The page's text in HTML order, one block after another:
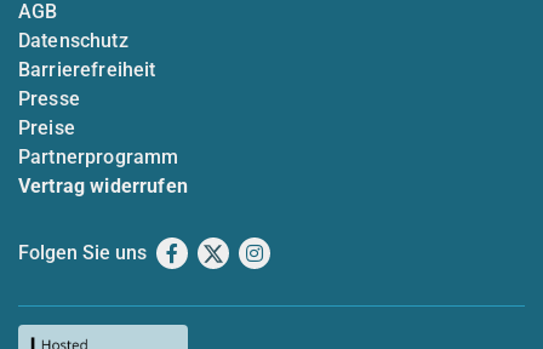
AGB
Datenschutz
Barrierefreiheit
Presse
Preise
Partnerprogramm
Vertrag widerrufen
Folgen Sie uns Facebook
X Instagram